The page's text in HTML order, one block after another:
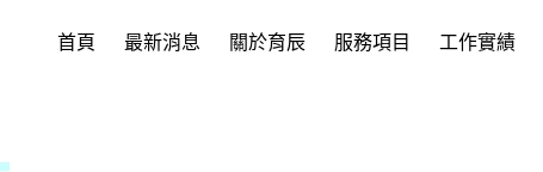
首頁 最新消息 關於育辰 服務項目 工作實績